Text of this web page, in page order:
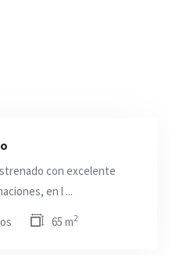
con excelente
en l ...
65 m2